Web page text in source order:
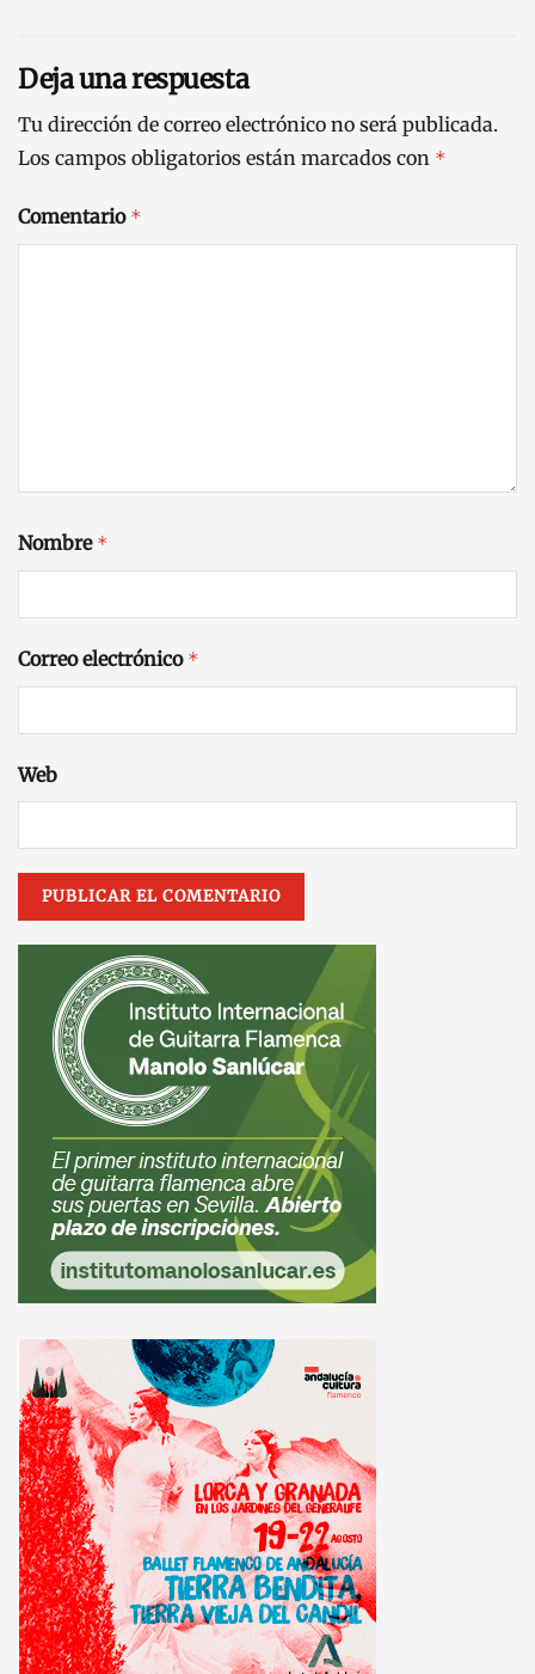
Deja una respuesta
Tu dirección de correo electrónico no será publicada.
Los campos obligatorios están marcados con *
Comentario *
Nombre *
Correo electrónico *
Web